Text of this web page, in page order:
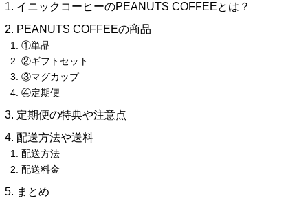
イニックコーヒーのPEANUTS COFFEEとは？
PEANUTS COFFEEの商品
①単品
②ギフトセット
③マグカップ
④定期便
定期便の特典や注意点
配送方法や送料
配送方法
配送料金
まとめ